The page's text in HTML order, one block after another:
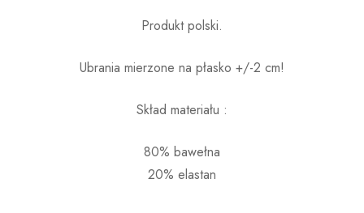
Produkt polski.
Ubrania mierzone na płasko +/-2 cm!
Skład materiału :
80% bawełna
20% elastan